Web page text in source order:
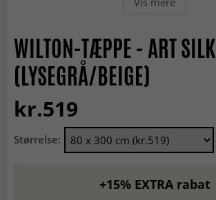
WILTON-TÆPPE - ART SILK
(LYSEGRÅ/BEIGE)
kr.519
Størrelse:
+15% EXTRA rabat